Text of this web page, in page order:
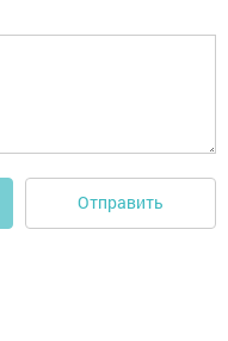
Отправить